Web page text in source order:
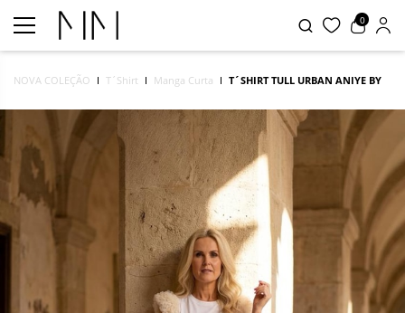
0
NOVA COLEÇÃO T´Shirt Manga Curta T´SHIRT TULL URBAN ANIYE BY